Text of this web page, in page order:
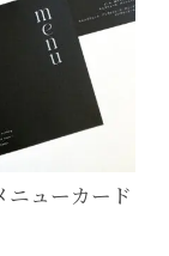
ニューカード